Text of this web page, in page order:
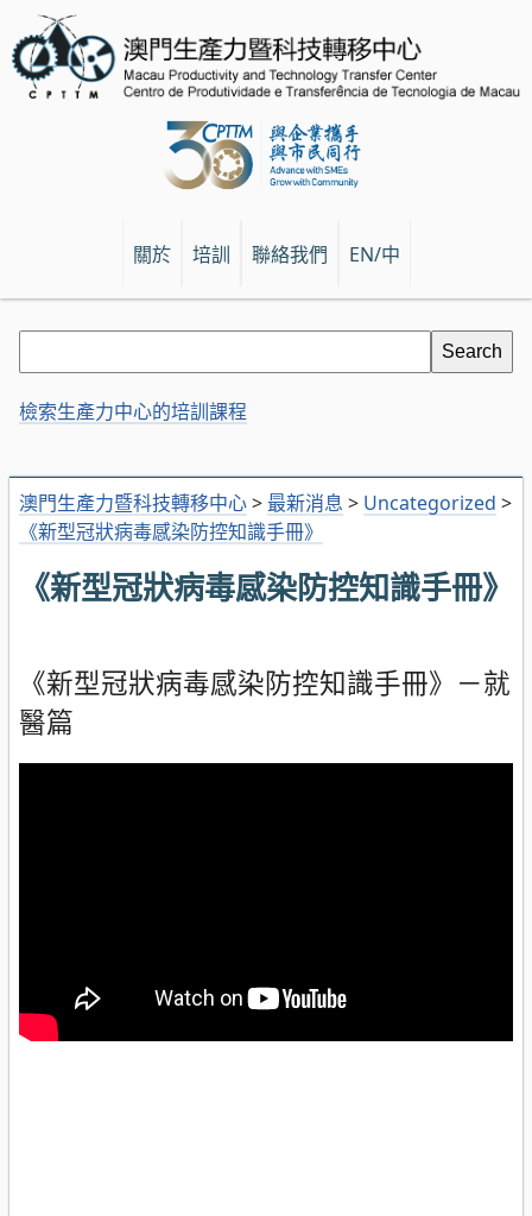
關於 培訓 聯絡我們 EN/中
澳門生產力暨科技轉移中心> 最新消息 > Uncategorized >
《新型冠狀病毒感染防控知識手冊》
《新型冠狀病毒感染防控知識手冊》
《新型冠狀病毒感染防控知識手冊》－就
醫篇
檢索生產力中心的培訓課程